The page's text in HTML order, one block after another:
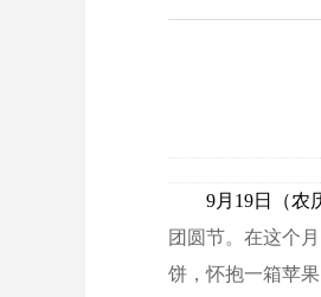
9月19日（农
团圆节。在这个
饼，怀抱一箱苹